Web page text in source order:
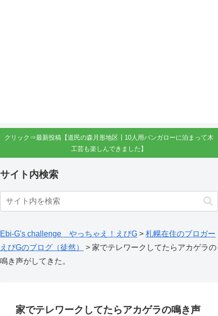
クリック⇒最新投稿【道民の森月形地区┃10人用バンガローに泊まって木
工芸も楽しんできました】
サイト内検索
Ebi-G's challenge やっちゃえ！えびG > 札幌在住のブロガー
えびGのブログ（徒然）
> 家でテレワークしてたらアカゲラの
鳴き声がしてきた。
家でテレワークしてたらアカゲラの鳴き声